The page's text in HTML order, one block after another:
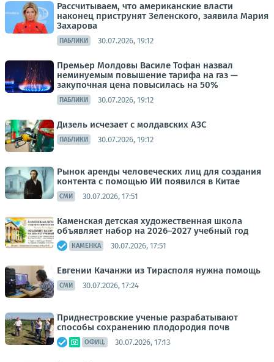
Рассчитываем, что американские власти
наконец приструнят Зеленского, заявила Мария
Захарова
ПАБЛИКИ 30.07.2026, 19:12
Премьер Молдовы Василе Тофан назвал
неминуемым повышение тарифа на газ —
закупочная цена повысилась на 50%
ПАБЛИКИ 30.07.2026, 19:12
Дизель исчезает с молдавских АЗС
ПАБЛИКИ 30.07.2026, 19:12
Рынок аренды человеческих лиц для создания
контента с помощью ИИ появился в Китае
СМИ 30.07.2026, 17:51
Каменская детская художественная школа
объявляет набор на 2026–2027 учебный год
КАМЕНКА 30.07.2026, 17:51
Евгении Качанжи из Тирасполя нужна помощь
СМИ 30.07.2026, 17:24
Приднестровские ученые разрабатывают
способы сохранению плодородия почв
ОФИЦ. 30.07.2026, 17:13